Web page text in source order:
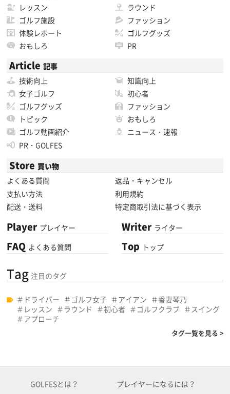
レッスン
ラウンド
ゴルフ施設
ファッション
体験レポート
ゴルフグッズ
おもしろ
PR
Article 記事
技術向上
知識向上
女子ゴルフ
初心者
ゴルフグッズ
ファッション
トピック
おもしろ
ゴルフ動画紹介
ニュース・速報
PR・GOLFES
Store 買い物
よくある質問
返品・キャンセル
支払い方法
利用規約
配送・送料
特定商取引法に基づく表示
Player プレイヤー
FAQ よくある質問
Writer ライター
Top トップ
Tag 注目のタグ
ドライバー ゴルフ女子 アイアン
香妻琴乃
レッスン
ラウンド 初心者 ゴルフクラブ
スイング
アプローチ
タグ一覧を見る >
GOLFESとは？ プレイヤーになるには？